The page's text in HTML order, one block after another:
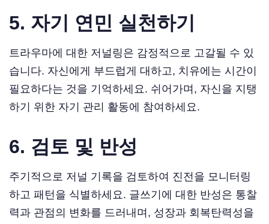
5. 자기 연민 실천하기
트라우마에 대한 저널링은 감정적으로 고갈될 수 있
습니다. 자신에게 부드럽게 대하고, 치유에는 시간이
필요하다는 것을 기억하세요. 쉬어가며, 자신을 지탱
하기 위한 자기 관리 활동에 참여하세요.
6. 검토 및 반성
주기적으로 저널 기록을 검토하여 진전을 모니터링
하고 패턴을 식별하세요. 글쓰기에 대한 반성은 통찰
력과 관점의 변화를 드러내며, 성장과 회복탄력성을